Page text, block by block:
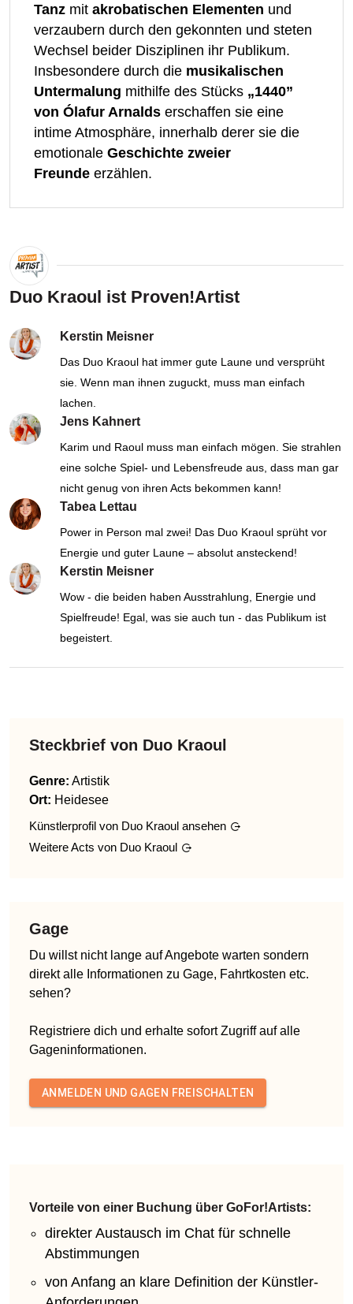
Tanz mit akrobatischen Elementen und
verzaubern durch den gekonnten und steten
Wechsel beider Disziplinen ihr Publikum.
Insbesondere durch die musikalischen
Untermalung mithilfe des Stücks „1440”
von Ólafur Arnalds erschaffen sie eine
intime Atmosphäre, innerhalb derer sie die
emotionale Geschichte zweier
Freunde erzählen.
Duo Kraoul ist Proven!Artist
Kerstin Meisner
Das Duo Kraoul hat immer gute Laune und versprüht
sie. Wenn man ihnen zuguckt, muss man einfach
lachen.
Jens Kahnert
Karim und Raoul muss man einfach mögen. Sie strahlen
eine solche Spiel- und Lebensfreude aus, dass man gar
nicht genug von ihren Acts bekommen kann!
Tabea Lettau
Power in Person mal zwei! Das Duo Kraoul sprüht vor
Energie und guter Laune – absolut ansteckend!
Kerstin Meisner
Wow - die beiden haben Ausstrahlung, Energie und
Spielfreude! Egal, was sie auch tun - das Publikum ist
begeistert.
Steckbrief von Duo Kraoul
Genre: Artistik
Ort: Heidesee
Künstlerprofil von Duo Kraoul ansehen
Weitere Acts von Duo Kraoul
Gage
Du willst nicht lange auf Angebote warten sondern
direkt alle Informationen zu Gage, Fahrtkosten etc.
sehen?
Registriere dich und erhalte sofort Zugriff auf alle
Gageninformationen.
ANMELDEN UND GAGEN FREISCHALTEN
Vorteile von einer Buchung über GoFor!Artists:
direkter Austausch im Chat für schnelle
Abstimmungen
von Anfang an klare Definition der Künstler-